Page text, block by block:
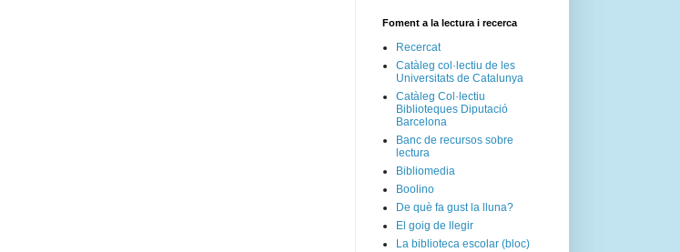
Foment a la lectura i recerca
Recercat
Catàleg col·lectiu de les
Universitats de Catalunya
Catàleg Col·lectiu
Biblioteques Diputació
Barcelona
Banc de recursos sobre
lectura
Bibliomedia
Boolino
De què fa gust la lluna?
El goig de llegir
La biblioteca escolar (bloc)